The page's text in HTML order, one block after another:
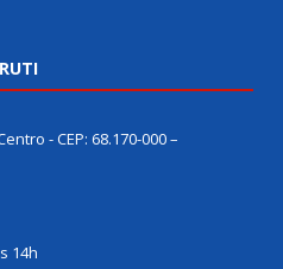
- CEP: 68.170-000 –
14h